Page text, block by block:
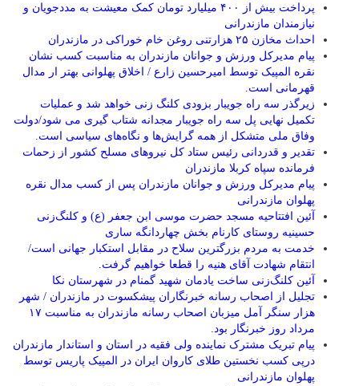
پرداخت بیش از ۴۰۰ میلیارد تومان کمک معیشت به مددجویان و
نیازمندان مازندرانی
احداث مخازن ۲۵ هزارتنی روغن خام خوراکی در مازندران
پیام مدیرکل ورزش و جوانان مازندران به مناسبت کسب نشان
نقره المپیک توسط امیرحسین زارع / اخلاق پهلوانی بهتر ار مدال
قهرمانی است.
زیرگذر سه راه جویبار بزودی کلنگ زنی خواهد شد و عملیات
تکمیل نهایی پل سه راه جویبار مجدانه شتاب گیری می شود/دولت
وفاق ملی متشکل از همه گرایش‌ها و نگاه‌های سیاسی است.
تقدیر و قدردانی رئیس ستاد کل نیرو‌های مسلح کشور از زحمات
فرمانده سپاه کربلا مازندران
پیام مدیرکل ورزش و جوانان مازندران پس از کسب مدال نقره
پهلوان مازندرانی
آئین افتتاحیه مسجد حضرت موسی ابن جعفر (ع) و کلنگ‌زنی
حسینیه روستای کارنام بخش چهاردانگه ساری
خدمت به مردم بزرگترین سلاح در مقابل استکبار جهانی است/
انتقام شهادت آقای هنیه را قطعا خواهیم گرفت.
آئین کلنگ‌زنی ساخت یادمان شهید گمنام در شهرستان نکا
تجلیل از اصحاب رسانه خبرنگاران پیشکسوت در مازندران / شهر
هزار سنگر آمل میزبان اصحاب رسانه مازندران به مناسبت ۱۷
مرداد روز خبرنگار بود.
پیام تبریک مشترک نماینده ولی فقیه در استان و استاندار مازندران
درپی کسب نخستین طلای کاروان ایران در المپیک پاریس توسط
پهلوان مازندرانی